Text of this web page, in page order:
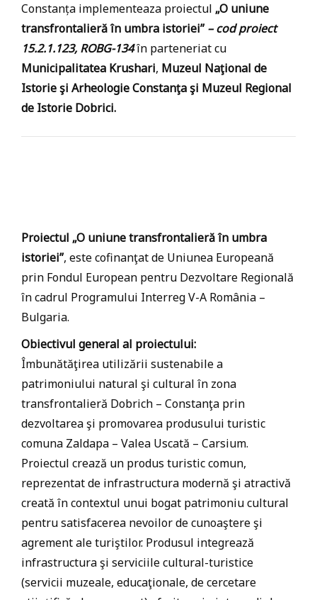
Constanța implementeaza proiectul „O uniune
transfrontalieră în umbra istoriei” – cod proiect
15.2.1.123, ROBG-134în parteneriat cu
Municipalitatea Krushari, Muzeul Naţional de
Istorie şi Arheologie Constanţa şi Muzeul Regional
de Istorie Dobrici.
Proiectul „O uniune transfrontalieră în umbra
istoriei”, este cofinanţat de Uniunea Europeană
prin Fondul European pentru Dezvoltare Regională
în cadrul Programului Interreg V-A România –
Bulgaria.
Obiectivul general al proiectului:
Îmbunătăţirea utilizării sustenabile a
patrimoniului natural şi cultural în zona
transfrontalieră Dobrich – Constanţa prin
dezvoltarea şi promovarea produsului turistic
comuna Zaldapa – Valea Uscată – Carsium.
Proiectul crează un produs turistic comun,
reprezentat de infrastructura modernă şi atractivă
creată în contextul unui bogat patrimoniu cultural
pentru satisfacerea nevoilor de cunoaştere şi
agrement ale turiştilor. Produsul integrează
infrastructura şi serviciile cultural-turistice
(servicii muzeale, educaţionale, de cercetare